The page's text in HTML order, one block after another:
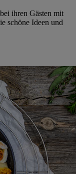
ihren Gästen mit
schöne Ideen und